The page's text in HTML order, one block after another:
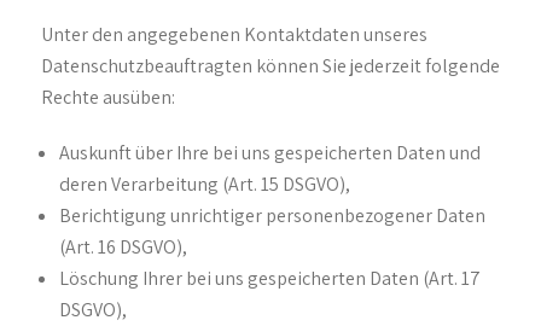
Unter den angegebenen Kontaktdaten unseres
Datenschutzbeauftragten können Sie jederzeit folgende
Rechte ausüben:
Auskunft über Ihre bei uns gespeicherten Daten und
deren Verarbeitung (Art. 15 DSGVO),
Berichtigung unrichtiger personenbezogener Daten
(Art. 16 DSGVO),
Löschung Ihrer bei uns gespeicherten Daten (Art. 17
DSGVO),